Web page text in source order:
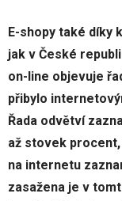
E-shopy také díky
jak v České
on-line objevuje
přibylo
Řada odvětví
až stovek
na internetu
zasažena je v